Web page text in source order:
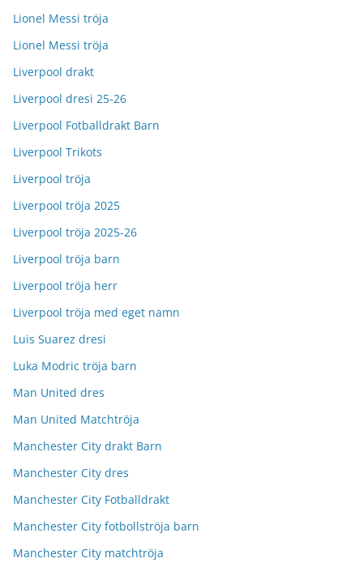
Lionel Messi tröja
Lionel Messi tröja
Liverpool drakt
Liverpool dresi 25-26
Liverpool Fotballdrakt Barn
Liverpool Trikots
Liverpool tröja
Liverpool tröja 2025
Liverpool tröja 2025-26
Liverpool tröja barn
Liverpool tröja herr
Liverpool tröja med eget namn
Luis Suarez dresi
Luka Modric tröja barn
Man United dres
Man United Matchtröja
Manchester City drakt Barn
Manchester City dres
Manchester City Fotballdrakt
Manchester City fotbollströja barn
Manchester City matchtröja